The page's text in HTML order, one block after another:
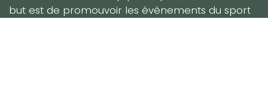
but est de promouvoir les évènements du sport